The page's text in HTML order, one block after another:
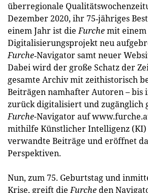
überregionale
Dezember 2020, ihr 75‐jähriges
einem Jahr ist dieFurchemit einem
Digitalisierungsprojekt neu
Furche‐Navigator samt neuer
Dabei wird der große Schatz der
gesamte Archiv mit zeithistorisch
Beiträgen namhafter Autoren – bis
zurück digitalisiert und zugänglich
Furche-Navigator auf
mithilfe Künstlicher Intelligenz
verwandte Beiträge und eröffnet
Perspektiven.
Nun, zum 75. Geburtstag und
Krise, greift dieFurcheden